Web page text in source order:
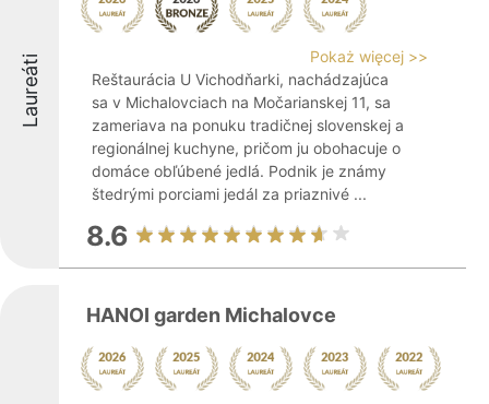
Laureáti
Pokaż więcej >>
Reštaurácia U Vichodňarki, nachádzajúca
sa v Michalovciach na Močarianskej 11, sa
zameriava na ponuku tradičnej slovenskej a
regionálnej kuchyne, pričom ju obohacuje o
domáce obľúbené jedlá. Podnik je známy
štedrými porciami jedál za priaznivé ...
8.6
HANOI garden Michalovce